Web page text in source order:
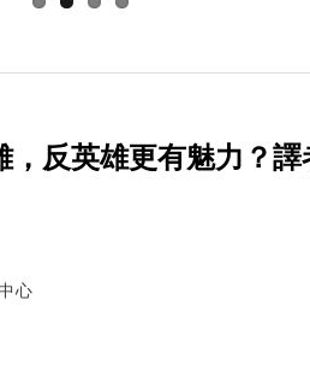
，反英雄更有魅力？
心